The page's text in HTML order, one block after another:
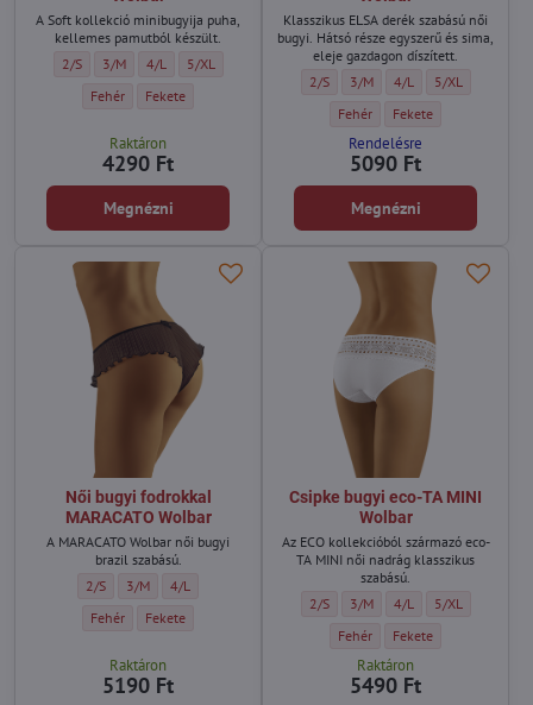
A Soft kollekció minibugyija puha,
kellemes pamutból készült.
Csipke bugyi FLOPPY SOFT Wolbar - Méret:
2/S Csipke bugyi FLOPPY SOFT Wolbar - Méret:
3/M Csipke bugyi FLOPPY SOFT Wolbar - Méret:
4/L Csipke bugyi FLOPPY SOFT Wolbar - Méret:
5/XL
Csipke bugyi FLOPPY SOFT Wolbar - Szín:
Fehér Csipke bugyi FLOPPY SOFT Wolbar - Szín:
Fekete
Raktáron
4290 Ft
Megnézni
Klasszikus ELSA derék szabású női
bugyi. Hátsó része egyszerű és sima,
eleje gazdagon díszített.
Csipke bugyi ELSA MINI Wolbar -
2/S Csipke bugyi ELSA MINI
3/M Csipke bugyi ELSA
4/L Csipke bugyi
5/XL
Csipke bugyi ELSA MINI Wolbar -
Fehér Csipke bugyi ELSA
Fekete
Rendelésre
5090 Ft
Megnézni
Női bugyi fodrokkal
MARACATO Wolbar
A MARACATO Wolbar női bugyi
brazil szabású.
Női bugyi fodrokkal MARACATO Wolbar - Méret:
2/S Női bugyi fodrokkal MARACATO Wolbar - Méret:
3/M Női bugyi fodrokkal MARACATO Wolbar - Méret:
4/L
Női bugyi fodrokkal MARACATO Wolbar - Szín:
Fehér Női bugyi fodrokkal MARACATO Wolbar - Szín:
Fekete
Raktáron
5190 Ft
Csipke bugyi eco-TA MINI
Wolbar
Az ECO kollekcióból származó eco-
TA MINI női nadrág klasszikus
szabású.
Csipke bugyi eco-TA MINI Wolbar -
2/S Csipke bugyi eco-TA MINI
3/M Csipke bugyi eco-TA
4/L Csipke bugyi
5/XL
Csipke bugyi eco-TA MINI Wolbar
Fehér Csipke bugyi eco-TA
Fekete
Raktáron
5490 Ft